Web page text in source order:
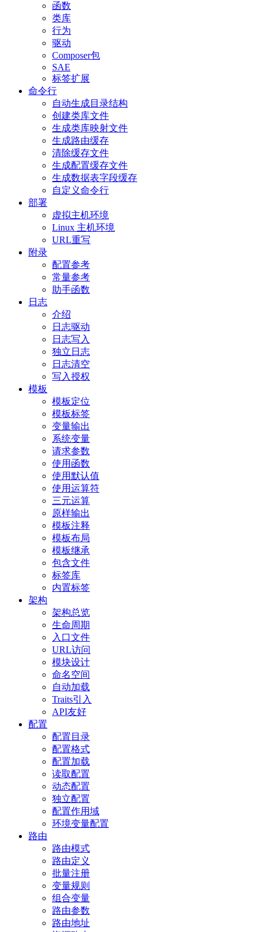
函数
类库
行为
驱动
Composer包
SAE
标签扩展
命令行
自动生成目录结构
创建类库文件
生成类库映射文件
生成路由缓存
清除缓存文件
生成配置缓存文件
生成数据表字段缓存
自定义命令行
部署
虚拟主机环境
Linux 主机环境
URL重写
附录
配置参考
常量参考
助手函数
日志
介绍
日志驱动
日志写入
独立日志
日志清空
写入授权
模板
模板定位
模板标签
变量输出
系统变量
请求参数
使用函数
使用默认值
使用运算符
三元运算
原样输出
模板注释
模板布局
模板继承
包含文件
标签库
内置标签
架构
架构总览
生命周期
入口文件
URL访问
模块设计
命名空间
自动加载
Traits引入
API友好
配置
配置目录
配置格式
配置加载
读取配置
动态配置
独立配置
配置作用域
环境变量配置
路由
路由模式
路由定义
批量注册
变量规则
组合变量
路由参数
路由地址